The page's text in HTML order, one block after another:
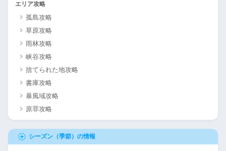
エリア攻略
孤島攻略
草原攻略
雨林攻略
峡谷攻略
捨てられた地攻略
書庫攻略
暴風域攻略
原罪攻略
シーズン（季節）の情報